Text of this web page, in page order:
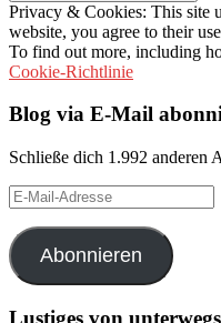
Privacy & Cookies: This site
website, you agree to their
To find out more, including
Cookie-Richtlinie
Blog via E-Mail
Schließe dich 1.992 anderen
E-
Mail-
Adresse
Abonnieren
Lustiges von unterwegs